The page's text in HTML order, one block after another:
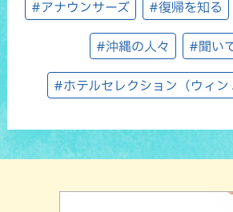
#アナウンサーズ #復帰を知る
#沖縄の人々 #聞い
#ホテルセレクション（ウィ